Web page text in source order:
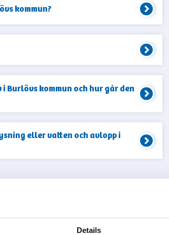
Details
kommun?
Burlövs kommun och hur går den
eller vatten och avlopp i